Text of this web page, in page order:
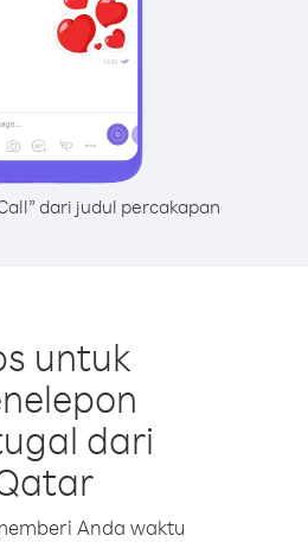
dari judul percakapan
untuk
dari
Anda waktu